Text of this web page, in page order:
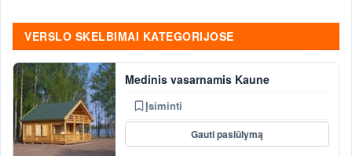
VERSLO SKELBIMAI KATEGORIJOSE
Medinis vasarnamis Kaune
Įsiminti
Gauti pasiūlymą